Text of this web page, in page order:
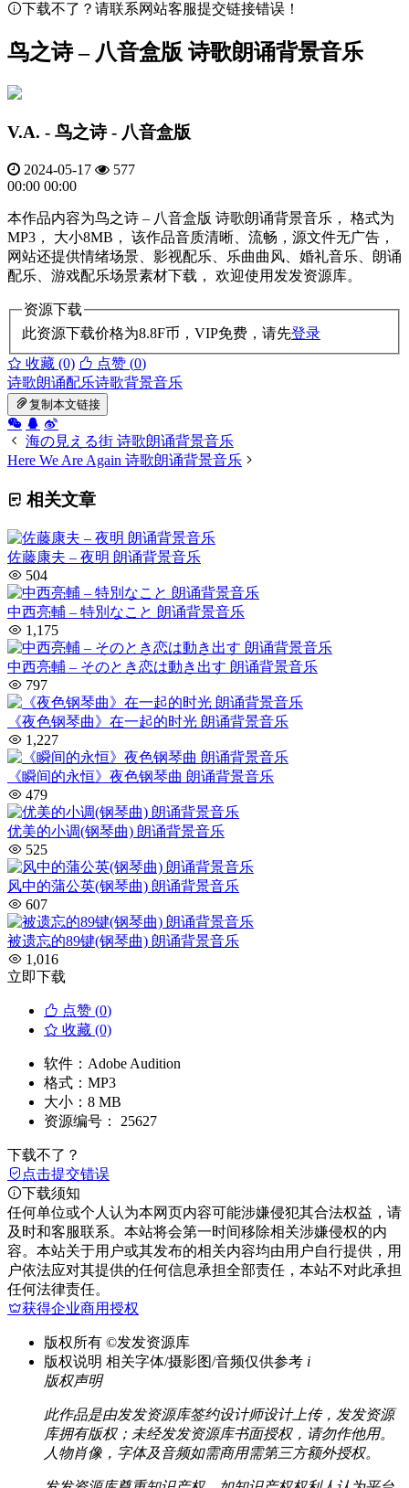
下载不了？请联系网站客服提交链接错误！
鸟之诗 – 八音盒版 诗歌朗诵背景音乐
V.A. - 鸟之诗 - 八音盒版
2024-05-17
577
00:00 00:00
本作品内容为鸟之诗 – 八音盒版 诗歌朗诵背景音乐， 格式为
MP3， 大小8MB， 该作品音质清晰、流畅，源文件无广告，
网站还提供情绪场景、影视配乐、乐曲曲风、婚礼音乐、朗诵
配乐、游戏配乐场景素材下载， 欢迎使用发发资源库。
资源下载
此资源下载价格为8.8F币，VIP免费，请先登录
收藏 (0)
点赞 (0)
诗歌朗诵配乐诗歌背景音乐
复制本文链接
海の見える街 诗歌朗诵背景音乐
Here We Are Again 诗歌朗诵背景音乐
相关文章
佐藤康夫 – 夜明 朗诵背景音乐
504
中西亮輔 – 特別なこと 朗诵背景音乐
1,175
中西亮輔 – そのとき恋は動き出す 朗诵背景音乐
797
《夜色钢琴曲》在一起的时光 朗诵背景音乐
1,227
《瞬间的永恒》夜色钢琴曲 朗诵背景音乐
479
优美的小调(钢琴曲) 朗诵背景音乐
525
风中的蒲公英(钢琴曲) 朗诵背景音乐
607
被遗忘的89键(钢琴曲) 朗诵背景音乐
1,016
立即下载
点赞 (0)
收藏 (0)
软件： Adobe Audition
格式： MP3
大小： 8 MB
资源编号： 25627
下载不了？
点击提交错误
下载须知
任何单位或个人认为本网页内容可能涉嫌侵犯其合法权益，请
及时和客服联系。本站将会第一时间移除相关涉嫌侵权的内
容。本站关于用户或其发布的相关内容均由用户自行提供，用
户依法应对其提供的任何信息承担全部责任，本站不对此承担
任何法律责任。
获得企业商用授权
版权所有 ©发发资源库
版权说明 相关字体/摄影图/音频仅供参考 i
版权声明
此作品是由发发资源库签约设计师设计上传，发发资源
库拥有版权；未经发发资源库书面授权，请勿作他用。
人物肖像，字体及音频如需商用需第三方额外授权。